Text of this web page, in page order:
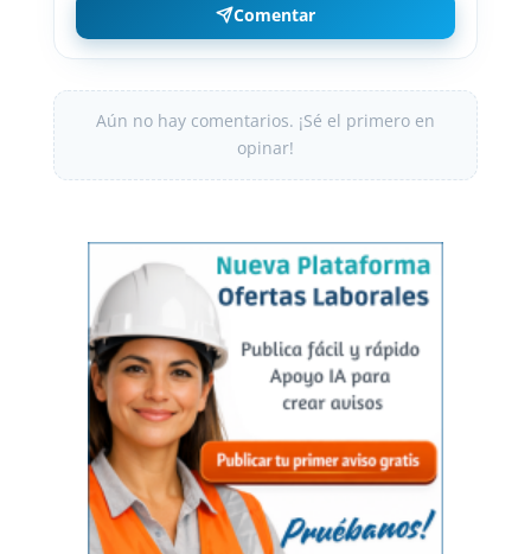
Comentar
Aún no hay comentarios. ¡Sé el primero en
opinar!